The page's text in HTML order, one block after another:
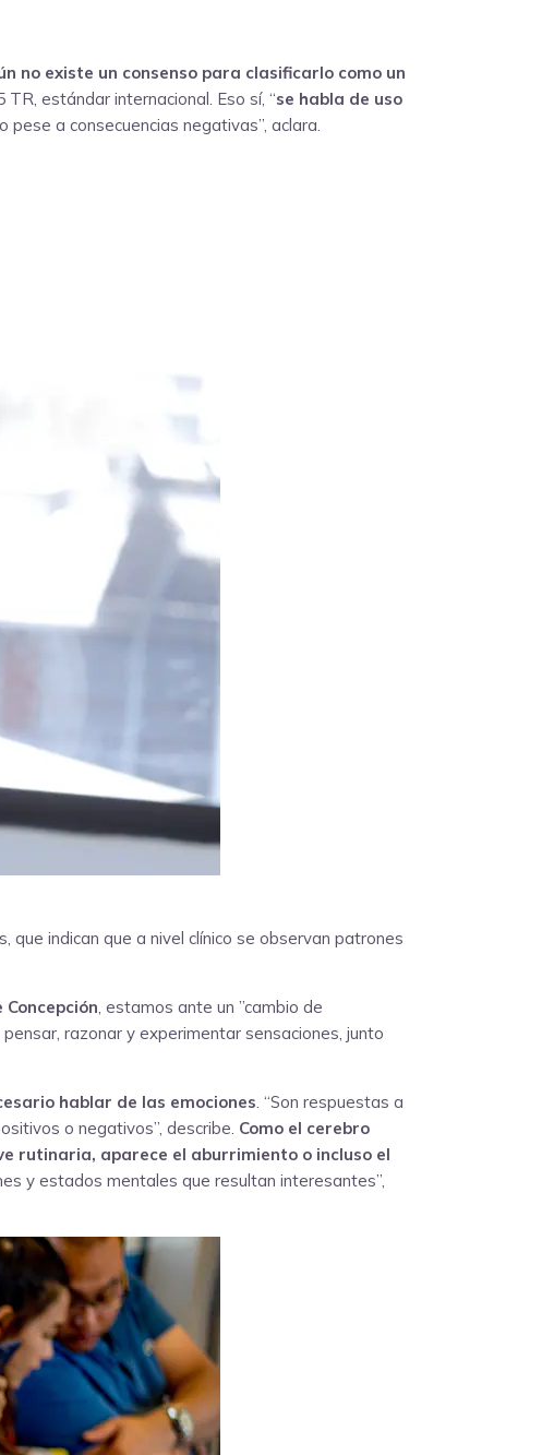
no existe un consenso para clasificarlo como un
estándar internacional. Eso sí, “se habla de uso
a consecuencias negativas”, aclara.
que indican que a nivel clínico se observan patrones
Concepción, estamos ante un ”cambio de
razonar y experimentar sensaciones, junto
hablar de las emociones. “Son respuestas a
o negativos”, describe. Como el cerebro
rutinaria, aparece el aburrimiento o incluso el
y estados mentales que resultan interesantes”,